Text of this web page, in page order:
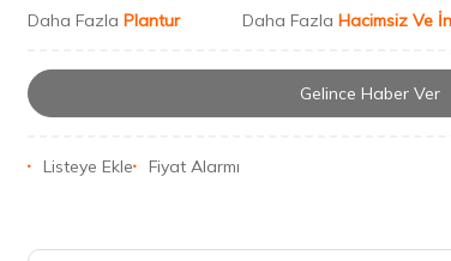
Daha Fazla Plantur Daha Fazla Hacimsiz Ve
Gelince Haber Ver
Listeye Ekle Fiyat Alarmı